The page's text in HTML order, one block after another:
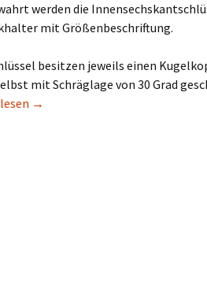
werden die
mit Größenbeschriftung.
besitzen jeweils einen
mit Schräglage von 30 Grad
Test
→